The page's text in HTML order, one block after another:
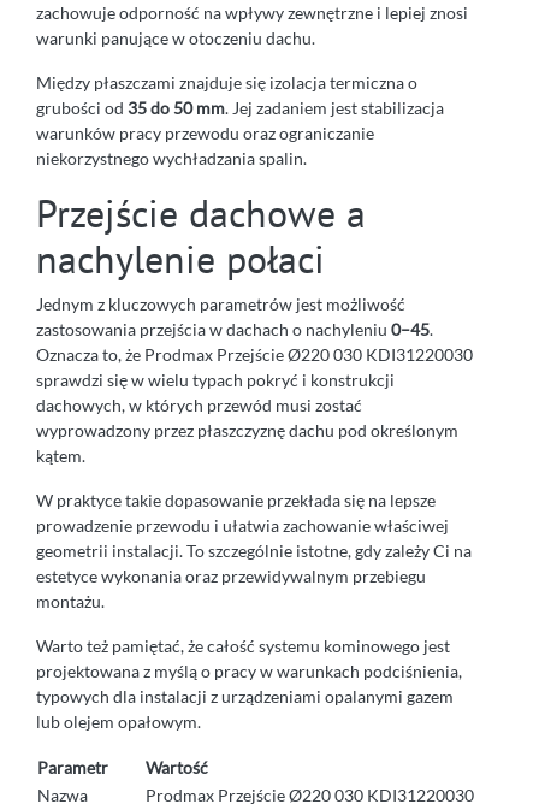
zachowuje odporność na wpływy zewnętrzne i lepiej znosi
warunki panujące w otoczeniu dachu.
Między płaszczami znajduje się izolacja termiczna o
grubości od 35 do 50 mm. Jej zadaniem jest stabilizacja
warunków pracy przewodu oraz ograniczanie
niekorzystnego wychładzania spalin.
Przejście dachowe a
nachylenie połaci
Jednym z kluczowych parametrów jest możliwość
zastosowania przejścia w dachach o nachyleniu 0–45.
Oznacza to, że Prodmax Przejście Ø220 030 KDI31220030
sprawdzi się w wielu typach pokryć i konstrukcji
dachowych, w których przewód musi zostać
wyprowadzony przez płaszczyznę dachu pod określonym
kątem.
W praktyce takie dopasowanie przekłada się na lepsze
prowadzenie przewodu i ułatwia zachowanie właściwej
geometrii instalacji. To szczególnie istotne, gdy zależy Ci na
estetyce wykonania oraz przewidywalnym przebiegu
montażu.
Warto też pamiętać, że całość systemu kominowego jest
projektowana z myślą o pracy w warunkach podciśnienia,
typowych dla instalacji z urządzeniami opalanymi gazem
lub olejem opałowym.
Parametr
Wartość
Nazwa
Prodmax Przejście Ø220 030 KDI31220030